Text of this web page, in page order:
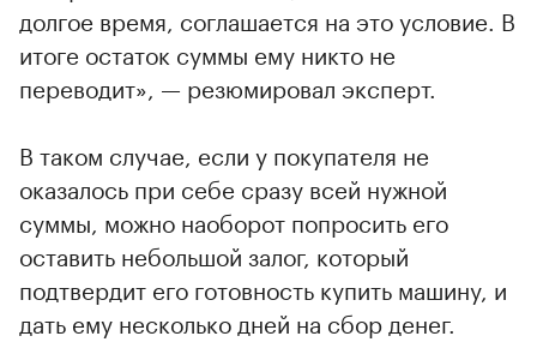
долгое время, соглашается на это условие. В
итоге остаток суммы ему никто не
переводит», — резюмировал эксперт.
В таком случае, если у покупателя не
оказалось при себе сразу всей нужной
суммы, можно наоборот попросить его
оставить небольшой залог, который
подтвердит его готовность купить машину, и
дать ему несколько дней на сбор денег.